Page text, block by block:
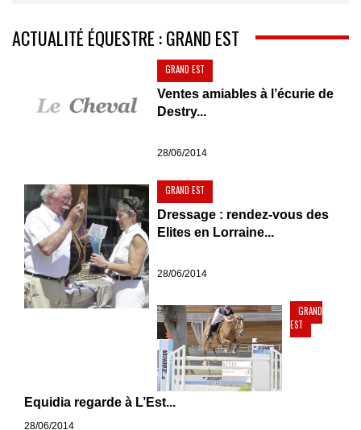
ACTUALITÉ ÉQUESTRE : GRAND EST
GRAND EST
Ventes amiables à l’écurie de
Destry...
28/06/2014
GRAND EST
Dressage : rendez-vous des
Elites en Lorraine...
28/06/2014
GRAND
EST
Equidia regarde à L’Est...
28/06/2014